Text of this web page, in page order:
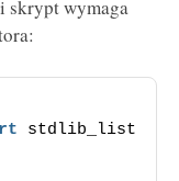
skrypt wymaga
stdlib_list